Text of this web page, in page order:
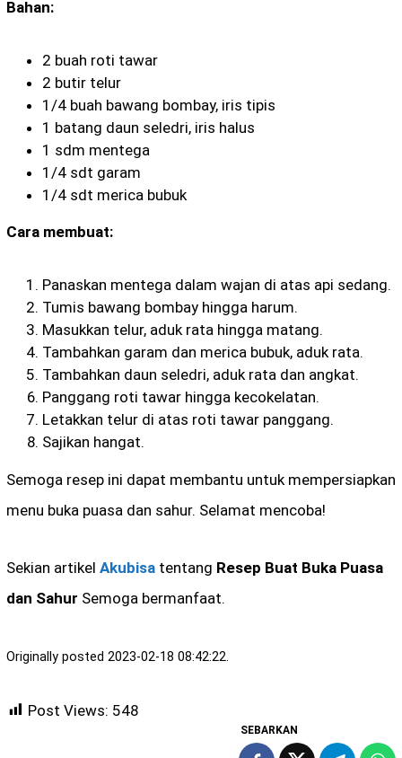
Bahan:
2 buah roti tawar
2 butir telur
1/4 buah bawang bombay, iris tipis
1 batang daun seledri, iris halus
1 sdm mentega
1/4 sdt garam
1/4 sdt merica bubuk
Cara membuat:
Panaskan mentega dalam wajan di atas api sedang.
Tumis bawang bombay hingga harum.
Masukkan telur, aduk rata hingga matang.
Tambahkan garam dan merica bubuk, aduk rata.
Tambahkan daun seledri, aduk rata dan angkat.
Panggang roti tawar hingga kecokelatan.
Letakkan telur di atas roti tawar panggang.
Sajikan hangat.
Semoga resep ini dapat membantu untuk mempersiapkan
menu buka puasa dan sahur. Selamat mencoba!
Sekian artikel Akubisa tentang Resep Buat Buka Puasa
dan Sahur Semoga bermanfaat.
Originally posted 2023-02-18 08:42:22.
Post Views: 548
SEBARKAN